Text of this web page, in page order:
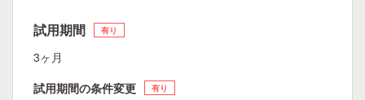
試用期間 有り
3ヶ月
試用期間の条件変更
有り